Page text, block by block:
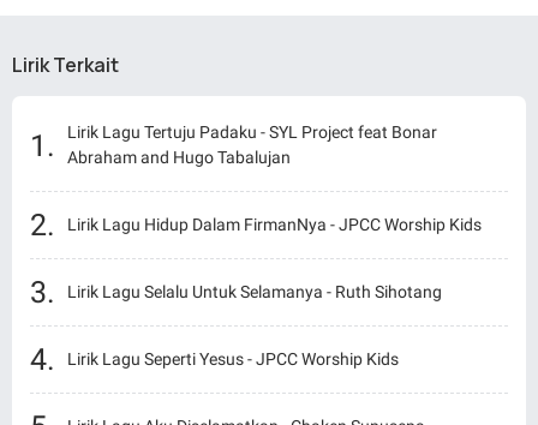
Lirik Terkait
Lirik Lagu Tertuju Padaku - SYL Project feat Bonar
Abraham and Hugo Tabalujan
Lirik Lagu Hidup Dalam FirmanNya - JPCC Worship Kids
Lirik Lagu Selalu Untuk Selamanya - Ruth Sihotang
Lirik Lagu Seperti Yesus - JPCC Worship Kids